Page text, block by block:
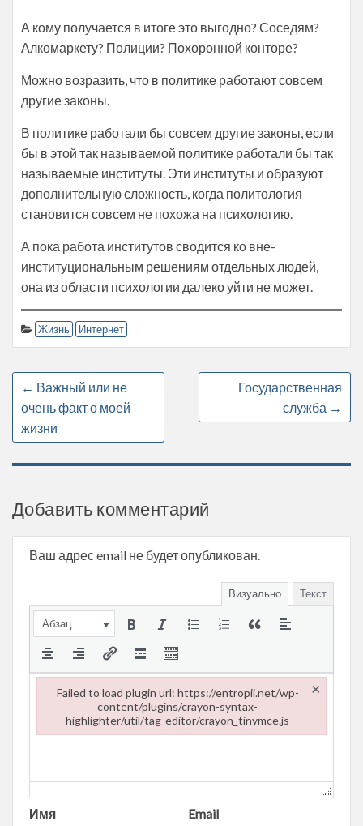
А кому получается в итоге это выгодно? Соседям?
Алкомаркету? Полиции? Похоронной конторе?
Можно возразить, что в политике работают совсем
другие законы.
В политике работали бы совсем другие законы, если
бы в этой так называемой политике работали бы так
называемые институты. Эти институты и образуют
дополнительную сложность, когда политология
становится совсем не похожа на психологию.
А пока работа институтов сводится ко вне-
институциональным решениям отдельных людей,
она из области психологии далеко уйти не может.
Жизнь Интернет
← Важный или не
очень факт о моей
жизни
Государственная
служба →
Добавить комментарий
Ваш адрес email не будет опубликован.
Визуально Текст
Абзац
Имя Email
Failed to load plugin url: https://entropii.net/wp-
content/plugins/crayon-syntax-
highlighter/util/tag-editor/crayon_tinymce.js
×
Failed to load plugin url: https://entropii.net/wp-content/